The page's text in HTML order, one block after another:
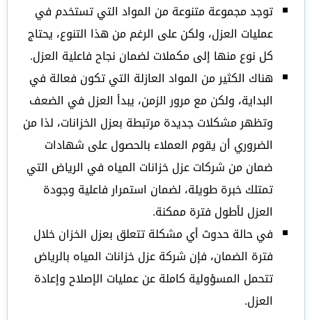
توجد مجموعة متنوعة من المواد التي تستخدم في
عمليات العزل، ولكن على الرغم من هذا التنوع، يحتاج
كل نوع منها إلى مكملات لضمان نجاح فاعلية العزل.
هناك الكثير من المواد العازلة التي تكون فعالة في
البداية، ولكن مع مرور الزمن، يبدأ العزل في الضعف
وتظهر مشكلات جديدة مرتبطة بعزل الخزانات، لذا من
الضروري أن يقوم العملاء بالحصول على شهادات
ضمان من شركات عزل خزانات المياه في الرياض التي
تمتلك خبرة طويلة، لضمان استمرار فاعلية وجودة
العزل لأطول فترة ممكنة.
في حالة حدوث أي مشكلة تتعلق بعزل الخزان خلال
فترة الضمان، فإن شركة عزل خزانات المياه بالرياض
تتحمل المسؤولية كاملة عن عمليات الإصلاح وإعادة
العزل.